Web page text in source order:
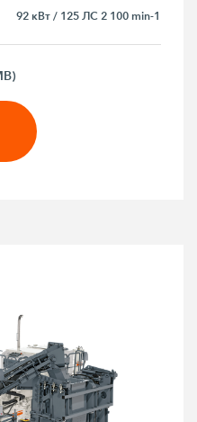
92 кВт / 125 ЛС 2 100 min-1